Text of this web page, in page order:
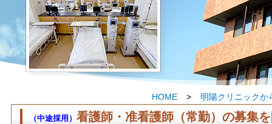
HOME > 明陽クリニックか
（中途採用） 看護師・准看護師（常勤）の募集